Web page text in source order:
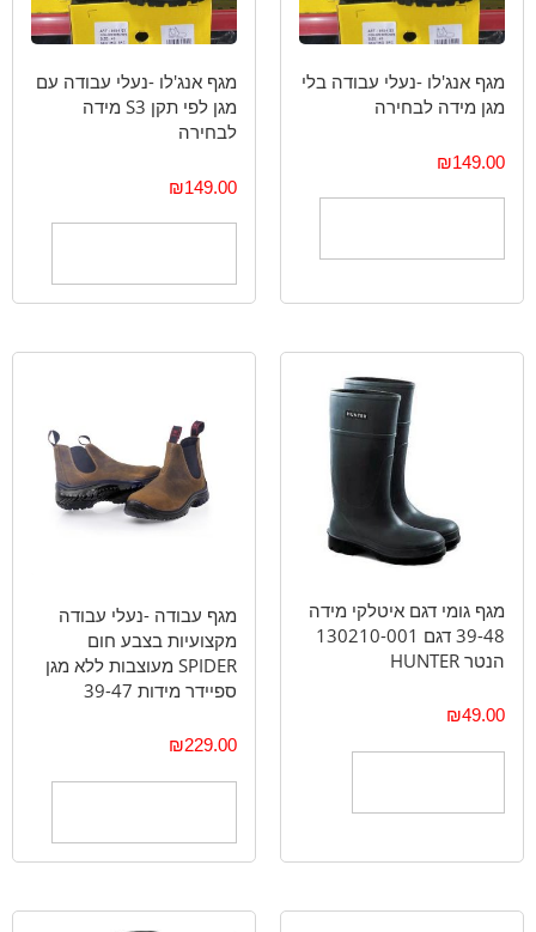
מגף אנג'לו -נעלי עבודה בלי
מגן מידה לבחירה
₪149.00
מגף אנג'לו -נעלי עבודה עם
מגן לפי תקן S3 מידה
לבחירה
₪149.00
מגף גומי דגם איטלקי מידה
39-48 דגם 130210-001
הנטר HUNTER
₪49.00
מגף עבודה -נעלי עבודה
מקצועיות בצבע חום
SPIDER מעוצבות ללא מגן
ספיידר מידות 39-47
₪229.00